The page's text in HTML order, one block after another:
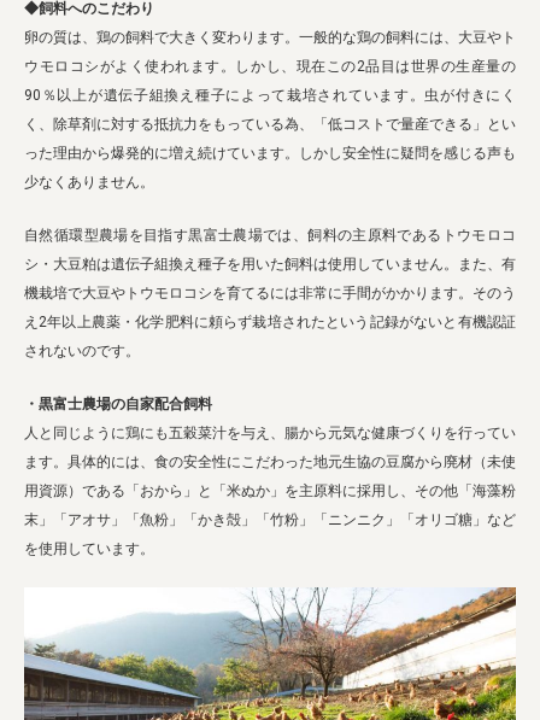
◆飼料へのこだわり
卵の質は、鶏の飼料で大きく変わります。一般的な鶏の飼料には、大豆やト
ウモロコシがよく使われます。しかし、現在この2品目は世界の生産量の
90％以上が遺伝子組換え種子によって栽培されています。虫が付きにく
く、除草剤に対する抵抗力をもっている為、「低コストで量産できる」とい
った理由から爆発的に増え続けています。しかし安全性に疑問を感じる声も
少なくありません。
自然循環型農場を目指す黒富士農場では、飼料の主原料であるトウモロコ
シ・大豆粕は遺伝子組換え種子を用いた飼料は使用していません。また、有
機栽培で大豆やトウモロコシを育てるには非常に手間がかかります。そのう
え2年以上農薬・化学肥料に頼らず栽培されたという記録がないと有機認証
されないのです。
・黒富士農場の自家配合飼料
人と同じように鶏にも五穀菜汁を与え、腸から元気な健康づくりを行ってい
ます。具体的には、食の安全性にこだわった地元生協の豆腐から廃材（未使
用資源）である「おから」と「米ぬか」を主原料に採用し、その他「海藻粉
末」「アオサ」「魚粉」「かき殻」「竹粉」「ニンニク」「オリゴ糖」など
を使用しています。